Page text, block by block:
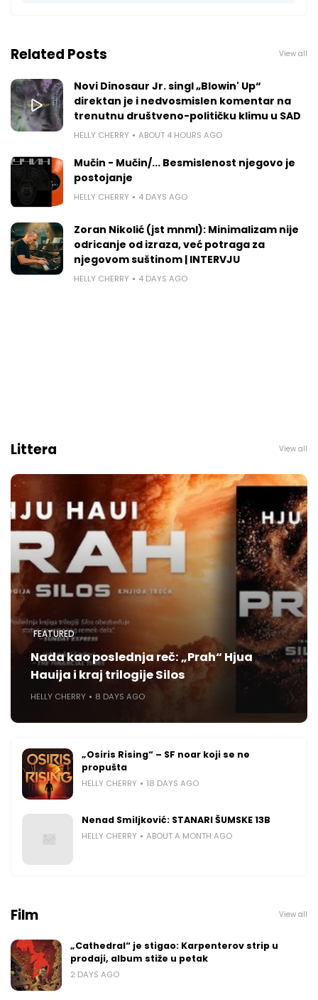
Related Posts View all
Novi Dinosaur Jr. singl „Blowin' Up“
direktan je i nedvosmislen komentar na
trenutnu društveno-političku klimu u SAD
HELLY CHERRY ABOUT 4 HOURS AGO
Mučin - Mučin/... Besmislenost njegovo je
postojanje
HELLY CHERRY 4 DAYS AGO
Zoran Nikolić (jst mnml): Minimalizam nije
odricanje od izraza, već potraga za
njegovom suštinom | INTERVJU
HELLY CHERRY 4 DAYS AGO
Littera View all
FEATURED
Nada kao poslednja reč: „Prah“ Hjua
Hauija i kraj trilogije Silos
HELLY CHERRY 8 DAYS AGO
„Osiris Rising“ – SF noar koji se ne
propušta
HELLY CHERRY 18 DAYS AGO
Nenad Smiljković: STANARI ŠUMSKE 13B
HELLY CHERRY ABOUT A MONTH AGO
Film View all
„Cathedral“ je stigao: Karpenterov strip u
prodaji, album stiže u petak
2 DAYS AGO